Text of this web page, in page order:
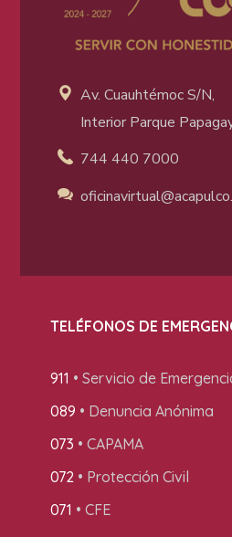
Av. Cuauhtémoc S/N,
Interior Parque
744 440 7000
oficinavirtual@acapulco
TELÉFONOS DE
911 • Servicio de
089 • Denuncia Anónima
073 • CAPAMA
072• Protección Civil
071 • CFE